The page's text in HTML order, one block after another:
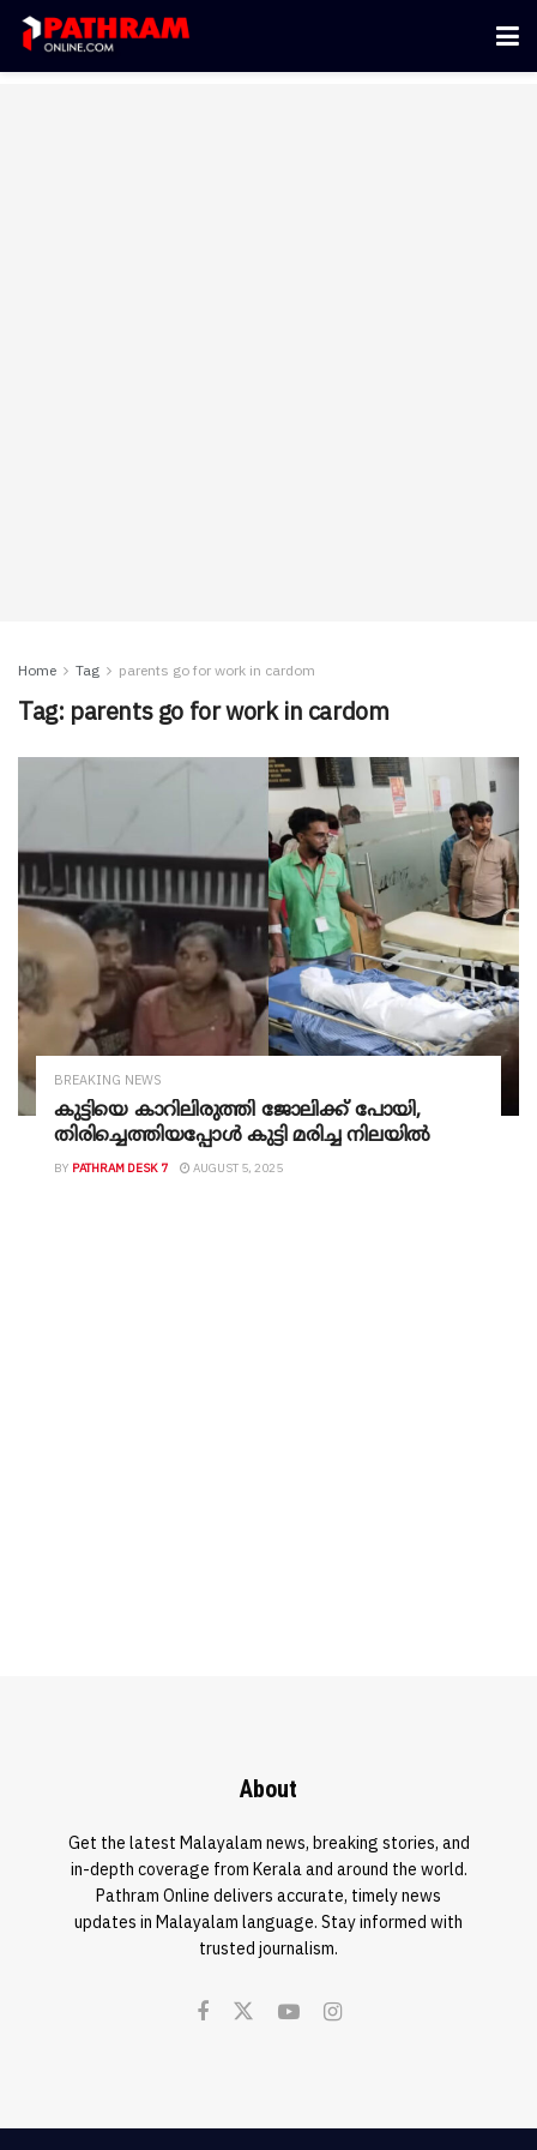
Home Tag parents go for work in cardom
Tag: parents go for work in cardom
BREAKING NEWS
കുട്ടിയെ കാറിലിരുത്തി ജോലിക്ക് പോയി,
തിരിച്ചെത്തിയപ്പോൾ കുട്ടി മരിച്ച നിലയിൽ
BY PATHRAM DESK 7 AUGUST 5, 2025
About
Get the latest Malayalam news, breaking stories, and
in-depth coverage from Kerala and around the world.
Pathram Online delivers accurate, timely news
updates in Malayalam language. Stay informed with
trusted journalism.